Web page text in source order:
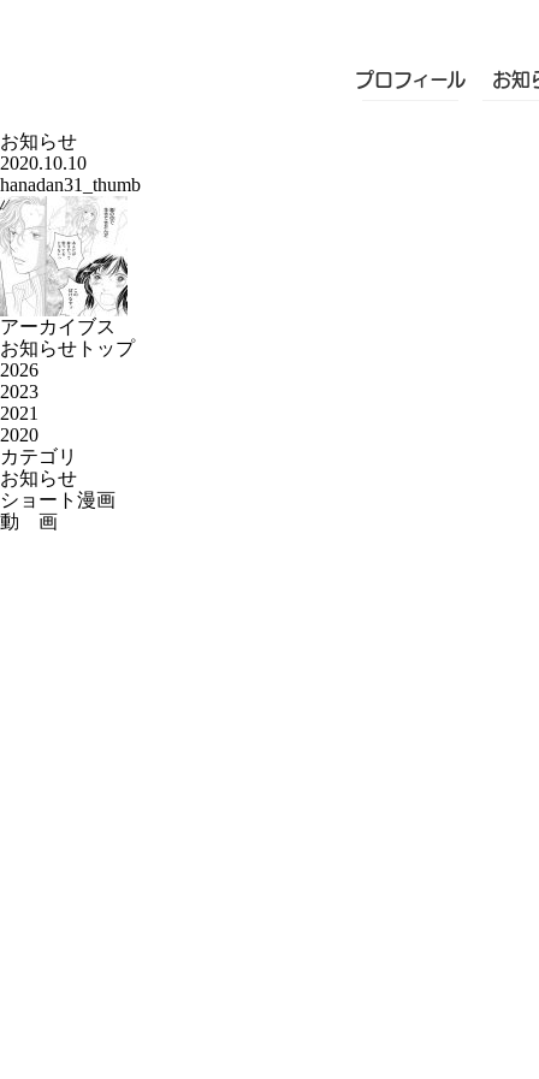
プロフィール お知
お知らせ
2020.10.10
hanadan31_thumb
アーカイブス
お知らせトップ
2026
2023
2021
2020
カテゴリ
お知らせ
ショート漫画
動 画